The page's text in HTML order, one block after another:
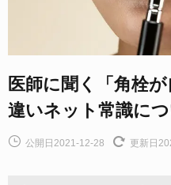
医師に聞く「角栓
違いネット常識につ
公開日2021-12-28 更新日